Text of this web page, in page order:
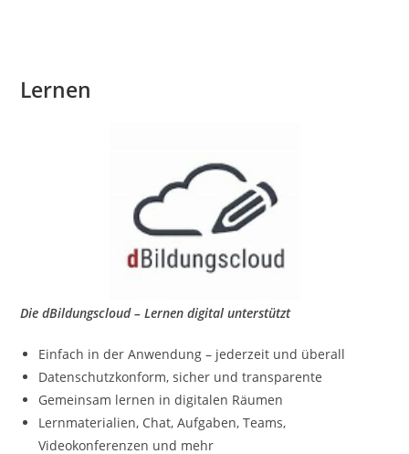
Lernen
Die dBildungscloud – Lernen digital unterstützt
Einfach in der Anwendung – jederzeit und überall
Datenschutzkonform, sicher und transparente
Gemeinsam lernen in digitalen Räumen
Lernmaterialien, Chat, Aufgaben, Teams,
Videokonferenzen und mehr